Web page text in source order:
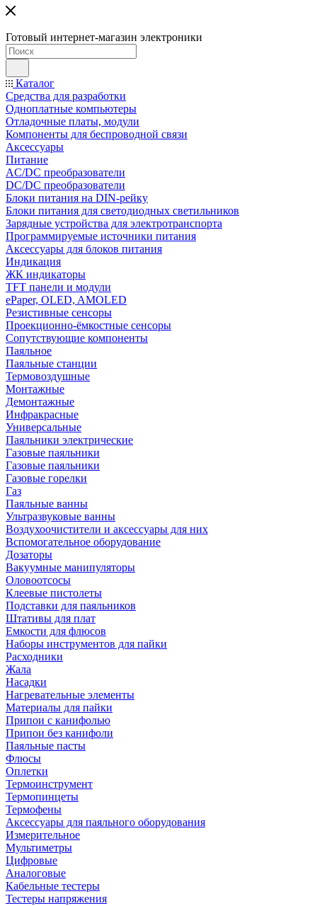
Готовый интернет-магазин электроники
Каталог
Средства для разработки
Одноплатные компьютеры
Отладочные платы, модули
Компоненты для беспроводной связи
Аксессуары
Питание
AC/DC преобразователи
DC/DC преобразователи
Блоки питания на DIN-рейку
Блоки питания для светодиодных светильников
Зарядные устройства для электротранспорта
Программируемые источники питания
Аксессуары для блоков питания
Индикация
ЖК индикаторы
TFT панели и модули
ePaper, OLED, AMOLED
Резистивные сенсоры
Проекционно-ёмкостные сенсоры
Сопутствующие компоненты
Паяльное
Паяльные станции
Термовоздушные
Монтажные
Демонтажные
Инфракрасные
Универсальные
Паяльники электрические
Газовые паяльники
Газовые паяльники
Газовые горелки
Газ
Паяльные ванны
Ультразвуковые ванны
Воздухоочистители и аксессуары для них
Вспомогательное оборудование
Дозаторы
Вакуумные манипуляторы
Оловоотсосы
Клеевые пистолеты
Подставки для паяльников
Штативы для плат
Емкости для флюсов
Наборы инструментов для пайки
Расходники
Жала
Насадки
Нагревательные элементы
Материалы для пайки
Припои с канифолью
Припои без канифоли
Паяльные пасты
Флюсы
Оплетки
Термоинструмент
Термопинцеты
Термофены
Аксессуары для паяльного оборудования
Измерительное
Мультиметры
Цифровые
Аналоговые
Кабельные тестеры
Тестеры напряжения